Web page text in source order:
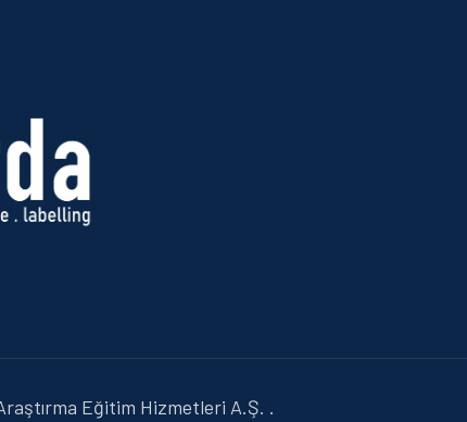
Eğitim Hizmetleri A.Ş. .